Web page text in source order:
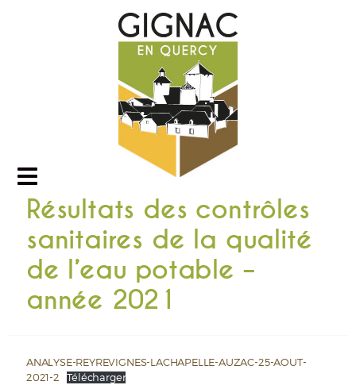
Résultats des contrôles
sanitaires de la qualité
de l’eau potable –
année 2021
ANALYSE-REYREVIGNES-LACHAPELLE-AUZAC-25-AOUT-
2021-2
Télécharger